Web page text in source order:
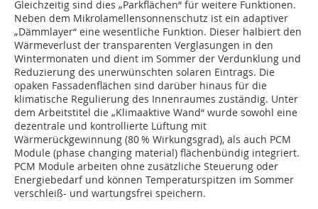
Gleichzeitig sind dies „Parkflächen“ für weitere Funktionen.
Neben dem Mikrolamellensonnenschutz ist ein adaptiver
„Dämmlayer“ eine wesentliche Funktion. Dieser halbiert den
Wärmeverlust der transparenten Verglasungen in den
Wintermonaten und dient im Sommer der Verdunklung und
Reduzierung des unerwünschten solaren Eintrags. Die
opaken Fassadenflächen sind darüber hinaus für die
klimatische Regulierung des Innenraumes zuständig. Unter
dem Arbeitstitel die „Klimaaktive Wand“ wurde sowohl eine
dezentrale und kontrollierte Lüftung mit
Wärmerückgewinnung (80 % Wirkungsgrad), als auch PCM
Module (phase changing material) flächenbündig integriert.
PCM Module arbeiten ohne zusätzliche Steuerung oder
Energiebedarf und können Temperaturspitzen im Sommer
verschleiß- und wartungsfrei speichern.